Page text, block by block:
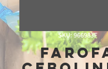
SKU: 966983F